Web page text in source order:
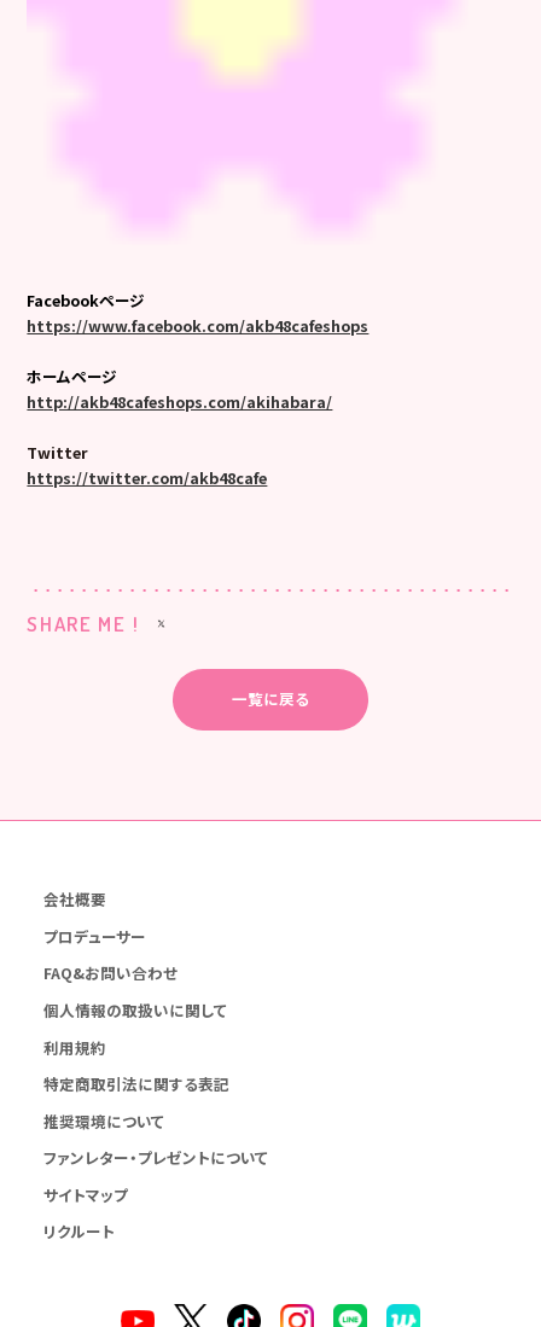
Facebookページ
https://www.facebook.com/akb48cafeshops
ホームページ
http://akb48cafeshops.com/akihabara/
Twitter
https://twitter.com/akb48cafe
SHARE ME !
一覧に戻る
会社概要
プロデューサー
FAQ&お問い合わせ
個人情報の取扱いに関して
利用規約
特定商取引法に関する表記
推奨環境について
ファンレター・プレゼントについて
サイトマップ
リクルート